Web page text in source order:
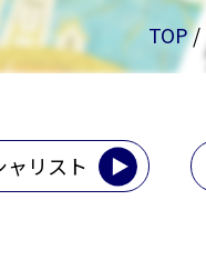
TOP/
ャリスト